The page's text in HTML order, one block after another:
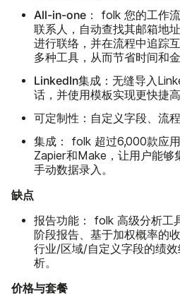
All-in-one：
folk 您的工作
联系人，自动查找其邮箱地
进行联络，并在流程中追踪
多种工具，从而节省时间和金
LinkedIn集成： 无缝导入
话，并使用模板实现更快捷高
可定制性： 自定义字段、流
集成：
folk 超过6,000款应
Zapier和Make，让用户能够
手动数据录入。
缺点
报告功能：
folk 高级分析工
阶段报告、基于加权概率的
行业/区域/自定义字段的绩
析。
价格与套餐